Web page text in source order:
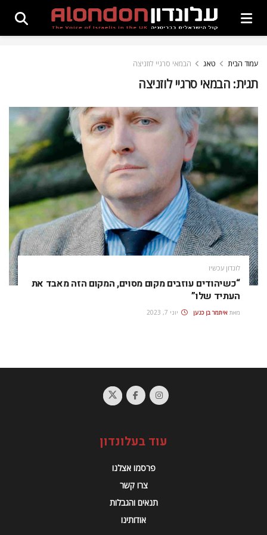
עמוד הבית טאג הבמאי סרגיי לוזניצה
תגית: הבמאי סרגיי לוזניצה
לונדון עכשיו
“כשיהודים עוזבים מקום מסוים, המקום הזה מאבד את
העתיד שלו”
מאת איתמר בן כנען יוני 7, 2023
עוד בעלונדון
פרסמו אצלנו
צרו קשר
תנאים והגבלות
אודותינו